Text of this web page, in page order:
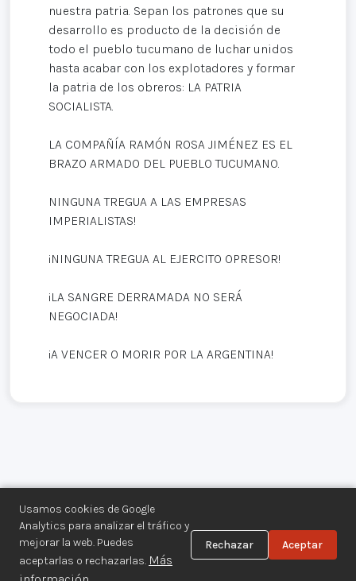
Usamos cookies de Google
Analytics para analizar el tráfico y
mejorar la web. Puedes
aceptarlas o rechazarlas. Más
Rechazar Aceptar
nuestra patria. Sepan los patrones que su
desarrollo es producto de la decisión de
todo el pueblo tucumano de luchar unidos
hasta acabar con los explotadores y formar
la patria de los obreros: LA PATRIA
SOCIALISTA.
LA COMPAÑÍA RAMÓN ROSA JIMÉNEZ ES EL
BRAZO ARMADO DEL PUEBLO TUCUMANO.
NINGUNA TREGUA A LAS EMPRESAS
IMPERIALISTAS!
¡NINGUNA TREGUA AL EJERCITO OPRESOR!
¡LA SANGRE DERRAMADA NO SERÁ
NEGOCIADA!
¡A VENCER O MORIR POR LA ARGENTINA!
Centro de Documentación de los
Movimientos Armados©